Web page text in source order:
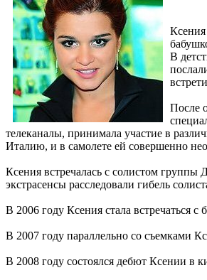
Ксения
В
После
телеканалы, принимала участие в
Италию, и в самолете ей совершенно
Ксения встречалась с солистом
экстрасенсы расследовали гибель
В 2006 году Ксения стала встречаться
В 2007 году параллельно со съемками
В 2008 году состоялся дебют Ксении в